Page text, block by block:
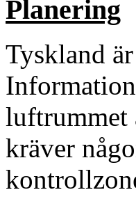
Planering
Tyskland
luftrummet
kräver